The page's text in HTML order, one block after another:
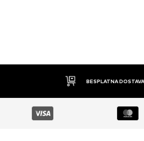
BESPLATNA